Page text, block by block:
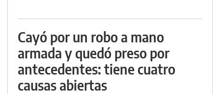
Cayó por un robo a mano
armada y quedó preso por
antecedentes: tiene cuatro
causas abiertas